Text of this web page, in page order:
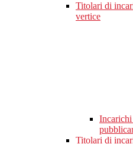
Titolari di
vertice
Titolari di